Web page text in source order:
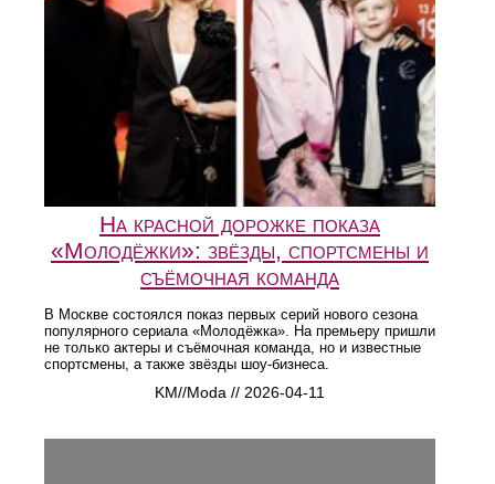
На красной дорожке показа
«Молодёжки»: звёзды, спортсмены и
съёмочная команда
В Москве состоялся показ первых серий нового сезона
популярного сериала «Молодёжка». На премьеру пришли
не только актеры и съёмочная команда, но и известные
спортсмены, а также звёзды шоу-бизнеса.
KM//Moda // 2026-04-11